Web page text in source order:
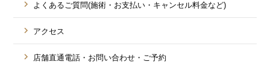
よくあるご質問(施術・お支払い・キャンセル料金など)
アクセス
店舗直通電話・お問い合わせ・ご予約